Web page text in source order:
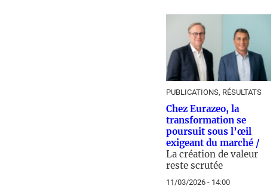
PUBLICATIONS, RÉSULTATS
Chez Eurazeo, la
transformation se
poursuit sous l’œil
exigeant du marché /
La création de valeur
reste scrutée
11/03/2026 - 14:00